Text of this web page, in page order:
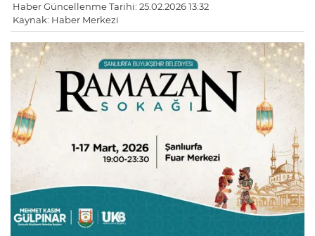
Haber Güncellenme Tarihi: 25.02.2026 13:32
Kaynak: Haber Merkezi